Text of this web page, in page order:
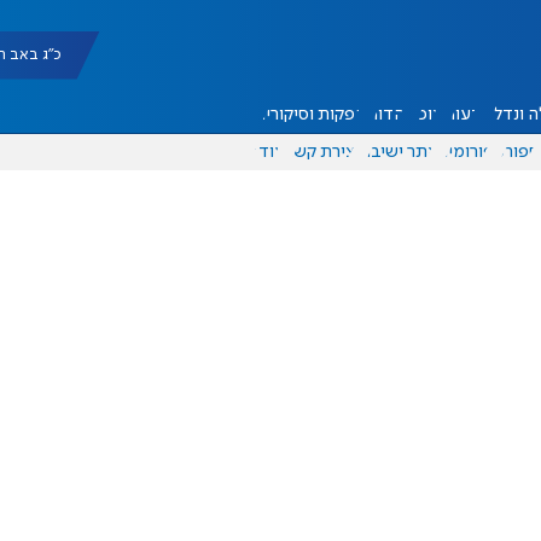
כ"ג באב תשפ"ו
ונדל"ן דעות אוכל יהדות הפקות וסיקורים
ספורט פורומים אתר ישיבה יצירת קשר עוד